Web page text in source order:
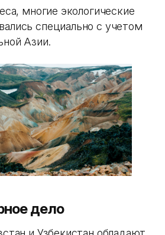
многие экологические
специально с учетом
Азии.
дело